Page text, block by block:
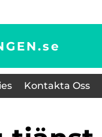
se
Kontakta Oss